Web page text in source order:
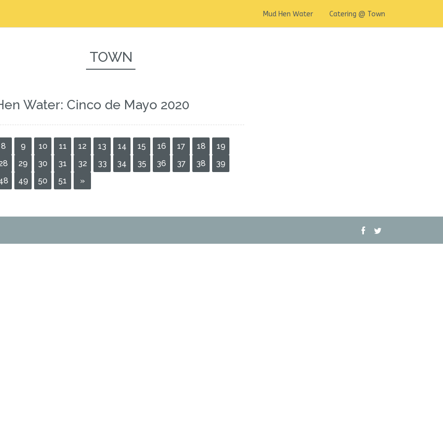
Mud Hen Water Catering @ Town
TOWN
Water: Cinco de Mayo 2020
8 9 10 11 12 13 14 15 16 17 18
19
29 30 31 32 33 34 35 36 37 38
39
49 50 51 »